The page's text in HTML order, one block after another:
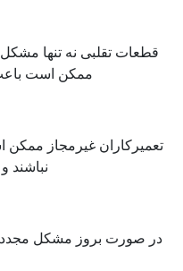
قطعات تقلبی نه تنها مشکل
ممکن است
تعمیرکاران غیرمجاز
نباشند
در صورت بروز مشکل